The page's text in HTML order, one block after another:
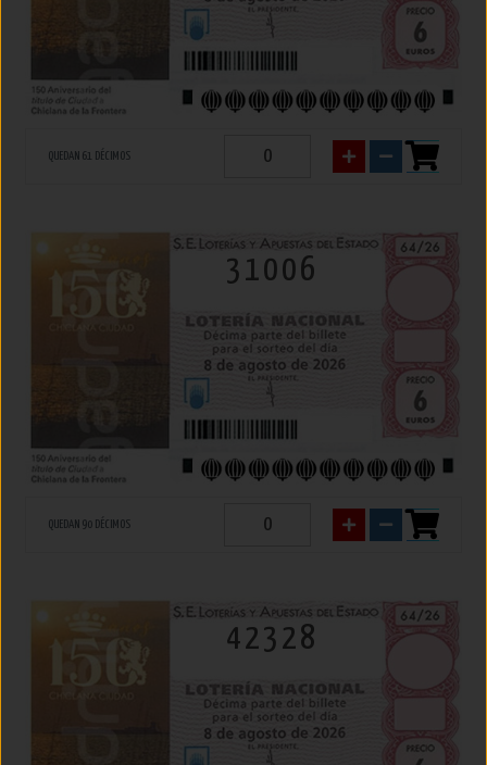
QUEDAN 61 DÉCIMOS
31006
QUEDAN 90 DÉCIMOS
42328